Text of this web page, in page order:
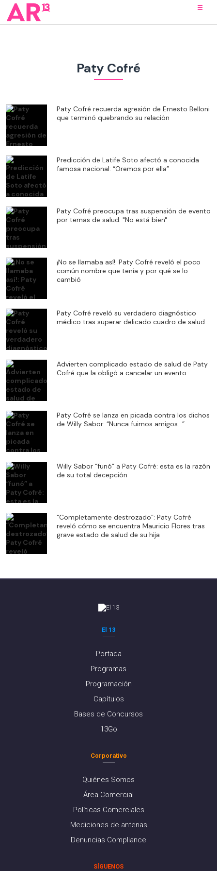
Paty Cofré
Paty Cofré recuerda agresión de Ernesto Belloni
que terminó quebrando su relación
Predicción de Latife Soto afectó a conocida
famosa nacional: “Oremos por ella”
Paty Cofré preocupa tras suspensión de evento
por temas de salud: "No está bien"
¡No se llamaba así!: Paty Cofré reveló el poco
común nombre que tenía y por qué se lo
cambió
Paty Cofré reveló su verdadero diagnóstico
médico tras superar delicado cuadro de salud
Advierten complicado estado de salud de Paty
Cofré que la obligó a cancelar un evento
Paty Cofré se lanza en picada contra los dichos
de Willy Sabor: “Nunca fuimos amigos…”
Willy Sabor “funó” a Paty Cofré: esta es la razón
de su total decepción
“Completamente destrozado”: Paty Cofré
reveló cómo se encuentra Mauricio Flores tras
grave estado de salud de su hija
El 13
Portada
Programas
Programación
Capítulos
Bases de Concursos
13Go
Corporativo
Quiénes Somos
Área Comercial
Políticas Comerciales
Mediciones de antenas
Denuncias Compliance
SÍGUENOS